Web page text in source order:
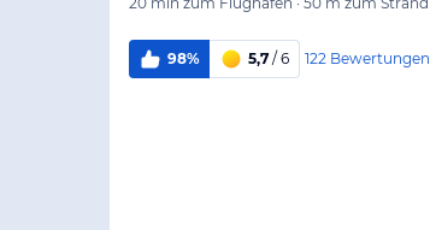
98% 5,7 / 6 122 Bewertungen